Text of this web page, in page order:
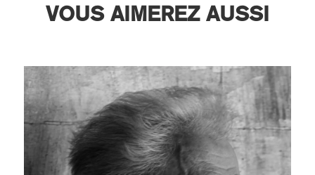
VOUS AIMEREZ AUSSI